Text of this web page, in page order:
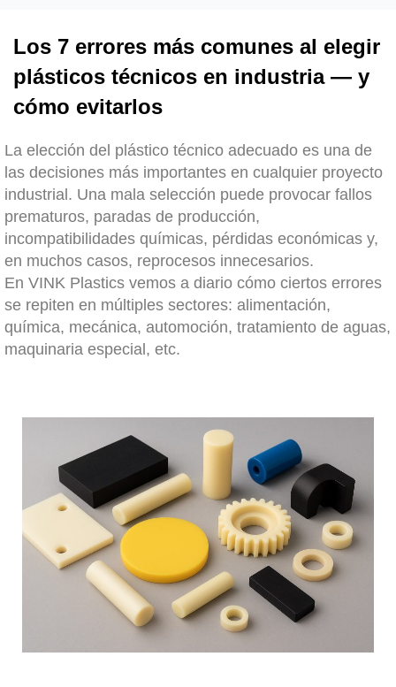
Los 7 errores más comunes al elegir
plásticos técnicos en industria — y
cómo evitarlos
La elección del plástico técnico adecuado es una de
las decisiones más importantes en cualquier proyecto
industrial. Una mala selección puede provocar fallos
prematuros, paradas de producción,
incompatibilidades químicas, pérdidas económicas y,
en muchos casos, reprocesos innecesarios.
En VINK Plastics vemos a diario cómo ciertos errores
se repiten en múltiples sectores: alimentación,
química, mecánica, automoción, tratamiento de aguas,
maquinaria especial, etc.